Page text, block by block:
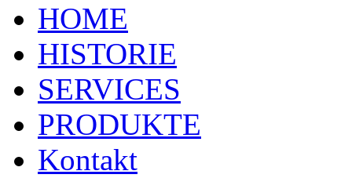
HOME
HISTORIE
SERVICES
PRODUKTE
Kontakt